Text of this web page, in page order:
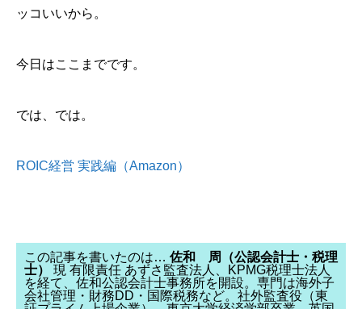
ッコいいから。
今日はここまでです。
では、では。
ROIC経営 実践編（Amazon）
この記事を書いたのは… 佐和 周（公認会計士・税理
士）
現 有限責任 あずさ監査法人、KPMG税理士法人
を経て、佐和公認会計士事務所を開設。専門は海外子
会社管理・財務DD・国際税務など。社外監査役（東